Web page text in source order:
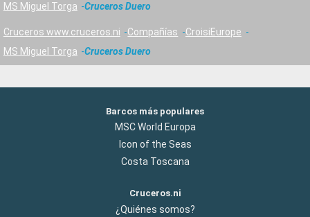
MS Miguel Torga
Cruceros Duero
Cruceros www.cruceros.ni Compañías
CroisiEurope
MS Miguel Torga
Cruceros Duero
Barcos más populares
MSC World Europa
Icon of the Seas
Costa Toscana
Cruceros.ni
¿Quiénes somos?